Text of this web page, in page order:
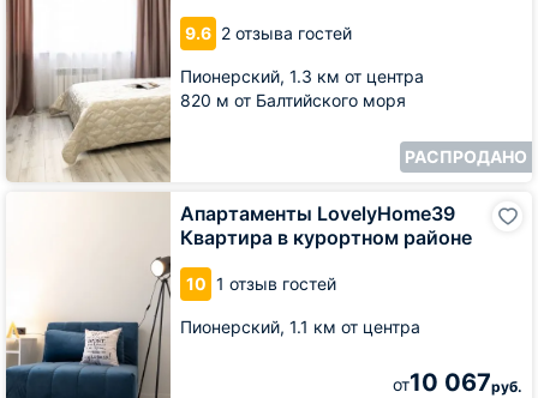
9.6 2 отзыва гостей
Пионерский, 1.3 км от центра
820 м от Балтийского моря
РАСПРОДАНО
Пионерском
Апартаменты LovelyHome39
Квартира в курортном районе
10 1 отзыв гостей
Пионерский, 1.1 км от центра
от10 067руб.